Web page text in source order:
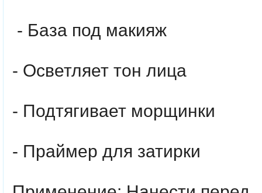
- База под макияж
- Осветляет тон лица
- Подтягивает морщинки
- Праймер для затирки